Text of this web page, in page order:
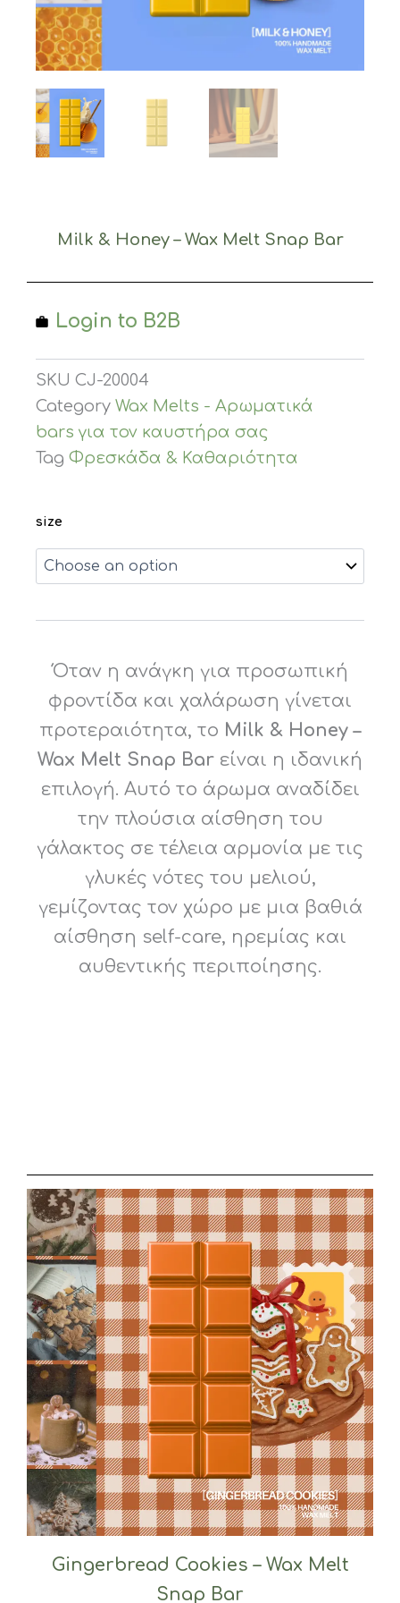
Milk & Honey – Wax Melt Snap Bar
Login to B2B
SKU CJ-20004
Category Wax Melts - Αρωματικά
bars για τον καυστήρα σας
Tag Φρεσκάδα & Καθαριότητα
size
Όταν η ανάγκη για προσωπική
φροντίδα και χαλάρωση γίνεται
προτεραιότητα, το Milk & Honey –
Wax Melt Snap Bar είναι η ιδανική
επιλογή. Αυτό το άρωμα αναδίδει
την πλούσια αίσθηση του
γάλακτος σε τέλεια αρμονία με τις
γλυκές νότες του μελιού,
γεμίζοντας τον χώρο με μια βαθιά
αίσθηση self-care, ηρεμίας και
αυθεντικής περιποίησης.
Gingerbread Cookies – Wax Melt
Snap Bar